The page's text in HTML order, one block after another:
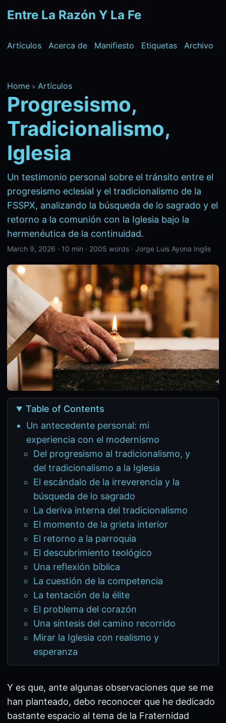
Entre La Razón Y La Fe
Artículos Acerca de Manifiesto Etiquetas Archivo
Home » Artículos
Progresismo,
Tradicionalismo,
Iglesia
Un testimonio personal sobre el tránsito entre el
progresismo eclesial y el tradicionalismo de la
FSSPX, analizando la búsqueda de lo sagrado y el
retorno a la comunión con la Iglesia bajo la
hermenéutica de la continuidad.
March 9, 2026 · 10 min · 2005 words · Jorge Luis Ayona Inglis
Table of Contents
Un antecedente personal: mi
experiencia con el modernismo
Del progresismo al tradicionalismo, y
del tradicionalismo a la Iglesia
El escándalo de la irreverencia y la
búsqueda de lo sagrado
La deriva interna del tradicionalismo
El momento de la grieta interior
El retorno a la parroquia
El descubrimiento teológico
Una reflexión bíblica
La cuestión de la competencia
La tentación de la élite
El problema del corazón
Una síntesis del camino recorrido
Mirar la Iglesia con realismo y
esperanza
Y es que, ante algunas observaciones que se me
han planteado, debo reconocer que he dedicado
bastante espacio al tema de la Fraternidad